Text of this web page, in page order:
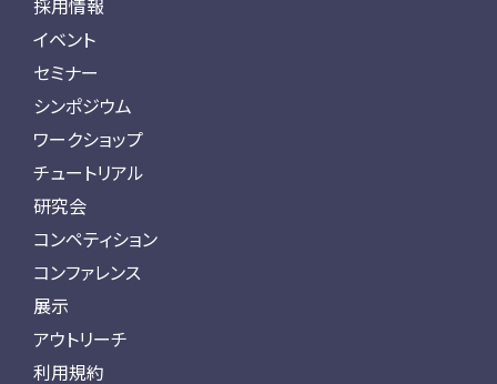
採用情報
イベント
セミナー
シンポジウム
ワークショップ
チュートリアル
研究会
コンペティション
コンファレンス
展示
アウトリーチ
利用規約